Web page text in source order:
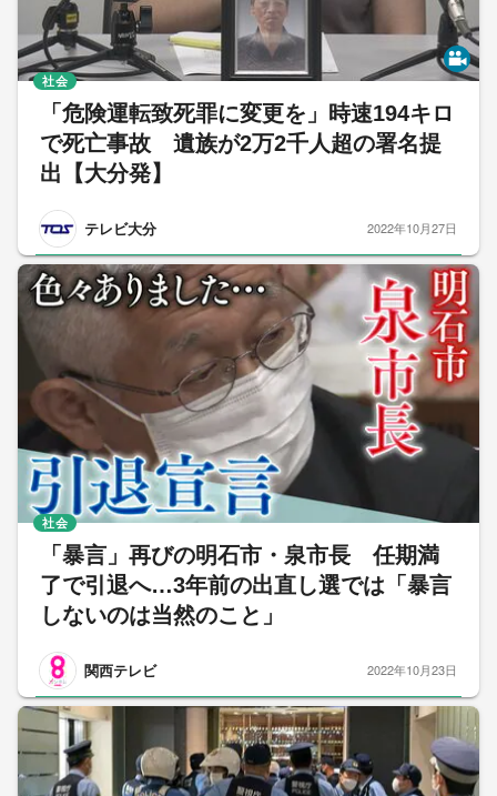
「危険運転致死罪に変更を」時速194キロ
で死亡事故 遺族が2万2千人超の署名提
出【大分発】
テレビ大分
社会
2022年10月27日
「暴言」再びの明石市・泉市長 任期満
了で引退へ…3年前の出直し選では「暴言
しないのは当然のこと」
関西テレビ
社会
2022年10月23日